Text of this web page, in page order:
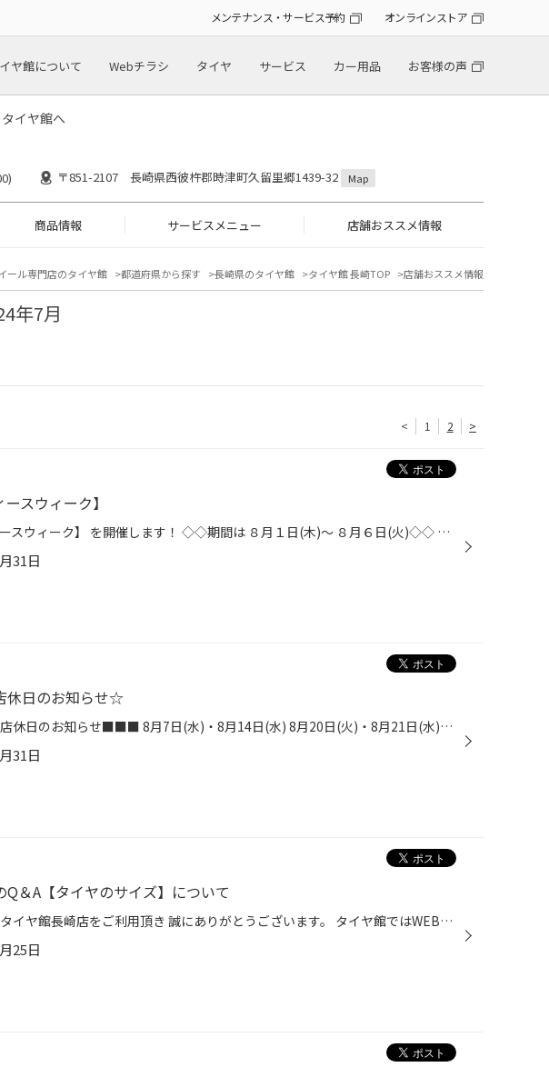
メンテナンス・サービス予約 オンラインストア
ヤ館について Webチラシ タイヤ サービス カー用品 お客様の声
イヤ館へ
〒851-2107 長崎県西彼杵郡時津町久留里郷1439-32 Map
商品情報 サービスメニュー 店舗おススメ情報
ール専門店のタイヤ館 都道府県から探す 長崎県のタイヤ館 タイヤ館 長崎TOP 店舗おススメ情報
年7月
< 1 2 >
ースウィーク】
【レディースウィーク】 を開催します！ ◇◇期間は ８月１日(木)～ ８月６日(火)◇◇ 女性の方、女性と一緒にご来店の方にお得な1週間です。 メンテナンス用品が通常価格から10％OFF また、タイヤ購入いただいたお客様に プレゼント もあります！ タイヤのお問い合わせ、お見積りも大歓迎です(^^) おで...
31日
休日のお知らせ☆
■■８月店休日のお知らせ■■■ 8月7日(水)・8月14日(水) 8月20日(火)・8月21日(水)・8月22日(木) 8月28日(水) は店休日とさせていただきます。
31日
Q＆A【タイヤのサイズ】について
日頃よりタイヤ館長崎店をご利用頂き 誠にありがとうございます。 タイヤ館ではWEBやお電話での在庫確認・お見積りも承っております！！！ お問い合わせの際は、 お車のタイヤのサイズを前もって見ていただくと ご案内やご提案がスムーズにできますよ(^O^)／ 関連情報もあわせてご覧ください ブリヂ...
25日